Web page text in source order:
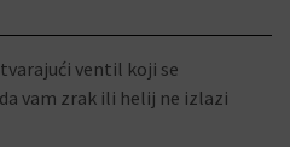
ventil koji se
vam zrak ili helij ne izlazi